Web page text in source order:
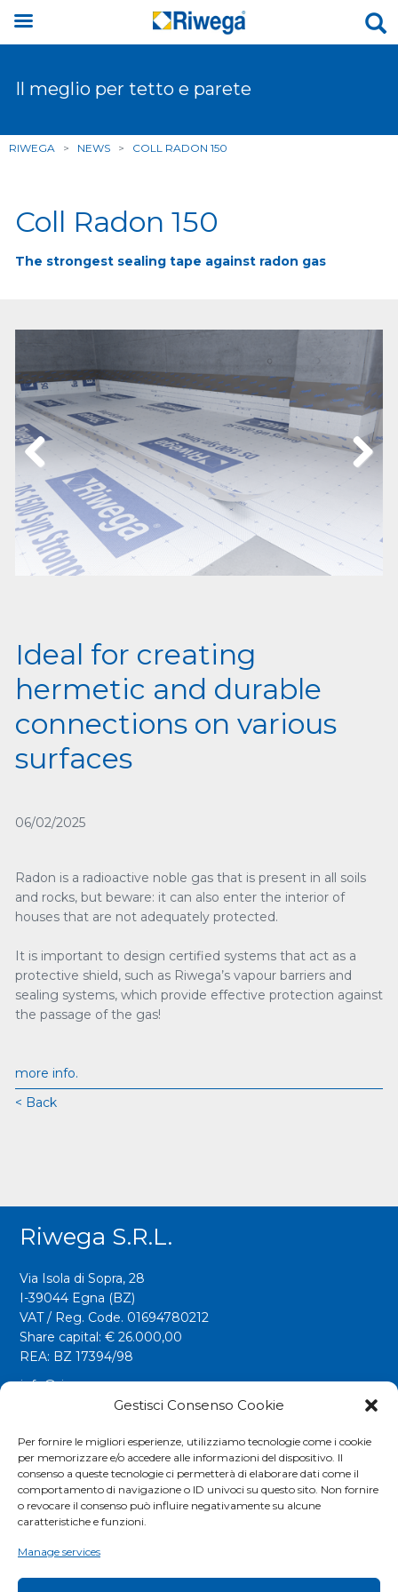
Gestisci Consenso Cookie
Per fornire le migliori esperienze, utilizziamo tecnologie come i cookie
per memorizzare e/o accedere alle informazioni del dispositivo. Il
consenso a queste tecnologie ci permetterà di elaborare dati come il
comportamento di navigazione o ID univoci su questo sito. Non fornire
o revocare il consenso può influire negativamente su alcune
caratteristiche e funzioni.
Manage services
Il meglio per tetto e parete
RIWEGA > NEWS > COLL RADON 150
Coll Radon 150
The strongest sealing tape against radon gas
Previous Next
Ideal for creating
hermetic and durable
connections on various
surfaces
06/02/2025
Radon is a radioactive noble gas that is present in all soils
and rocks, but beware: it can also enter the interior of
houses that are not adequately protected.
It is important to design certified systems that act as a
protective shield, such as Riwega’s vapour barriers and
sealing systems, which provide effective protection against
the passage of the gas!
more info.
< Back
Riwega S.r.l.
Via Isola di Sopra, 28
I-39044 Egna (BZ)
VAT / Reg. Code. 01694780212
Share capital: € 26.000,00
REA: BZ 17394/98
info@riwega.com
riwega@legalmail.it
Fax. +39 0471 827555
Social